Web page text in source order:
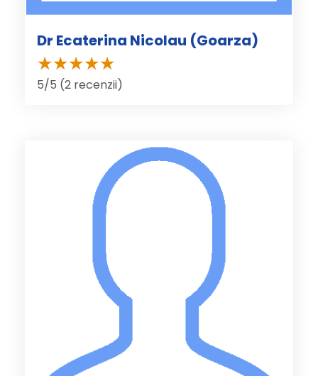
Dr Ecaterina Nicolau (Goarza)
5/5 (2 recenzii)